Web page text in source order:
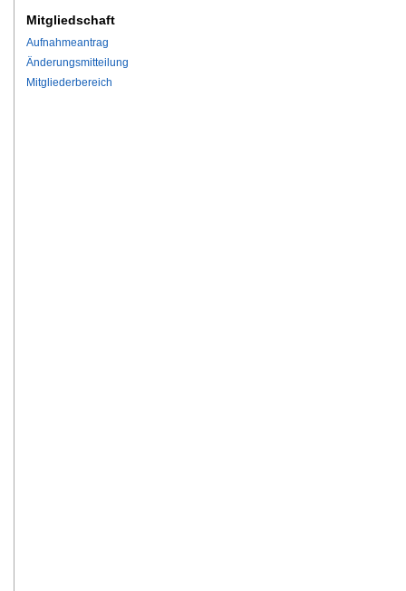
Mitgliedschaft
Aufnahmeantrag
Änderungsmitteilung
Mitgliederbereich